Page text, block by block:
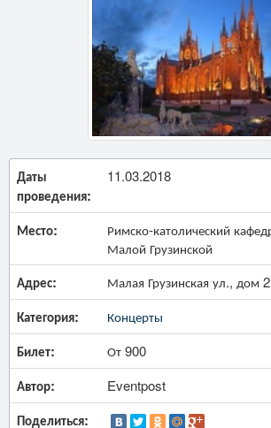
Даты
проведения:
11.03.2018
Место:
Римско-католический
Малой Грузинской
Адрес: Малая Грузинская ул., дом
Категория: Концерты
Билет: От 900
Автор: Eventpost
Поделиться: